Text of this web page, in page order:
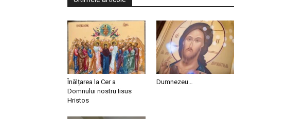
Înălțarea la Cer a
Domnului nostru Iisus
Hristos
Dumnezeu…